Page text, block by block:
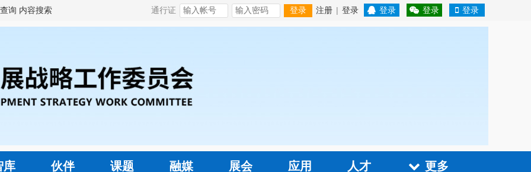
询 内容搜索 通行证 登录 注册 | 登录 登录 登录 登录
库 伙伴 课题 融媒 展会 应用 人才 更多